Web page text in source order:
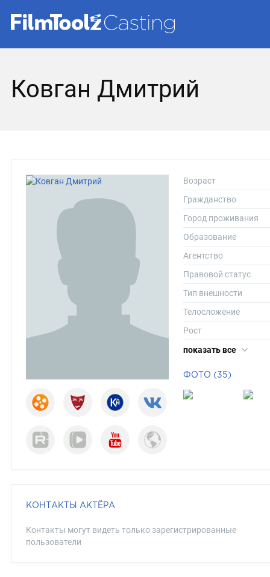
Ковган Дмитрий
Возраст
Гражданство
Город проживания
Образование
Агентство
Правовой статус
Тип внешности
Телосложение
Рост
Вес
показать все
ФОТО (35)
КОНТАКТЫ АКТЁРА
Контакты могут видеть только зарегистрированные
пользователи